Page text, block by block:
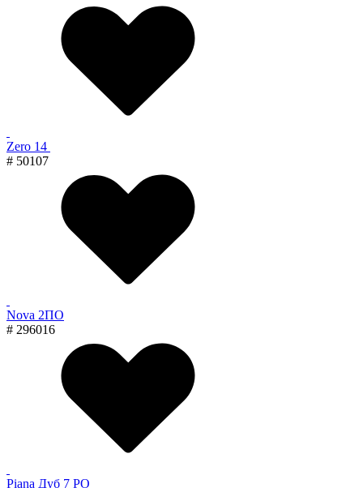
Zero 14
# 50107
Nova 2ПО
# 296016
Piana Дуб 7 PO